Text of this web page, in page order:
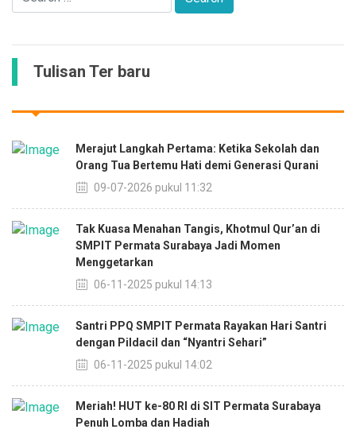
Tulisan Ter baru
Merajut Langkah Pertama: Ketika Sekolah dan
Orang Tua Bertemu Hati demi Generasi Qurani
09-07-2026 pukul 11:32
Tak Kuasa Menahan Tangis, Khotmul Qur’an di
SMPIT Permata Surabaya Jadi Momen
Menggetarkan
06-11-2025 pukul 14:13
Santri PPQ SMPIT Permata Rayakan Hari Santri
dengan Pildacil dan “Nyantri Sehari”
06-11-2025 pukul 14:02
Meriah! HUT ke-80 RI di SIT Permata Surabaya
Penuh Lomba dan Hadiah